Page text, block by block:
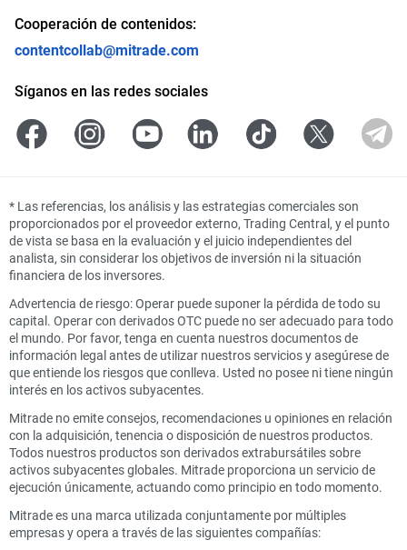
Cooperación de contenidos:
contentcollab@mitrade.com
Síganos en las redes sociales
* Las referencias, los análisis y las estrategias comerciales son
proporcionados por el proveedor externo, Trading Central, y el punto
de vista se basa en la evaluación y el juicio independientes del
analista, sin considerar los objetivos de inversión ni la situación
financiera de los inversores.
Advertencia de riesgo: Operar puede suponer la pérdida de todo su
capital. Operar con derivados OTC puede no ser adecuado para todo
el mundo. Por favor, tenga en cuenta nuestros documentos de
información legal antes de utilizar nuestros servicios y asegúrese de
que entiende los riesgos que conlleva. Usted no posee ni tiene ningún
interés en los activos subyacentes.
Mitrade no emite consejos, recomendaciones u opiniones en relación
con la adquisición, tenencia o disposición de nuestros productos.
Todos nuestros productos son derivados extrabursátiles sobre
activos subyacentes globales. Mitrade proporciona un servicio de
ejecución únicamente, actuando como principio en todo momento.
Mitrade es una marca utilizada conjuntamente por múltiples
empresas y opera a través de las siguientes compañías: